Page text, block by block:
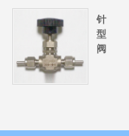
针
型
阀